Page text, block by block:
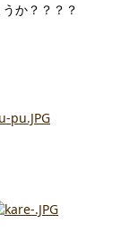
か？？？？